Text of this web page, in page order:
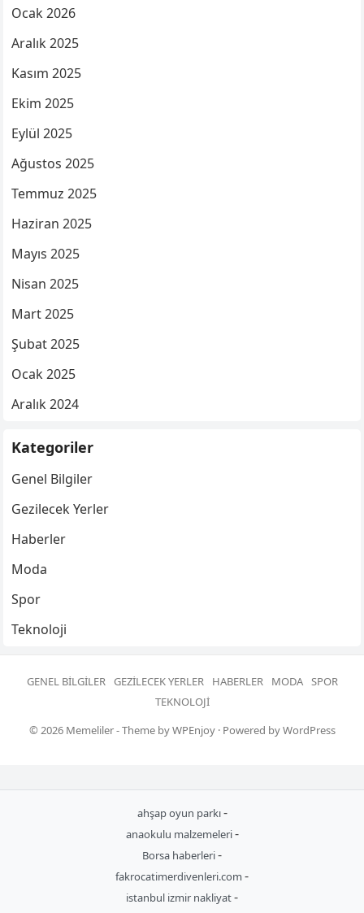
Ocak 2026
Aralık 2025
Kasım 2025
Ekim 2025
Eylül 2025
Ağustos 2025
Temmuz 2025
Haziran 2025
Mayıs 2025
Nisan 2025
Mart 2025
Şubat 2025
Ocak 2025
Aralık 2024
Kategoriler
Genel Bilgiler
Gezilecek Yerler
Haberler
Moda
Spor
Teknoloji
GENEL BILGILER GEZILECEK YERLER HABERLER MODA SPOR
TEKNOLOJI
© 2026 Memeliler- Theme byWPEnjoy· Powered byWordPress
ahşap oyun parkı-
anaokulu malzemeleri-
Borsa haberleri-
fakrocatimerdivenleri.com -
istanbul izmir nakliyat-